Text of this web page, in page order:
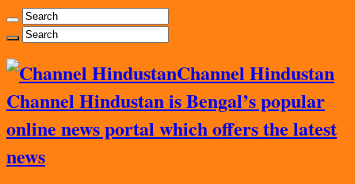
Channel Hindustan
Channel Hindustan is Bengal’s popular
online news portal which offers the latest
news